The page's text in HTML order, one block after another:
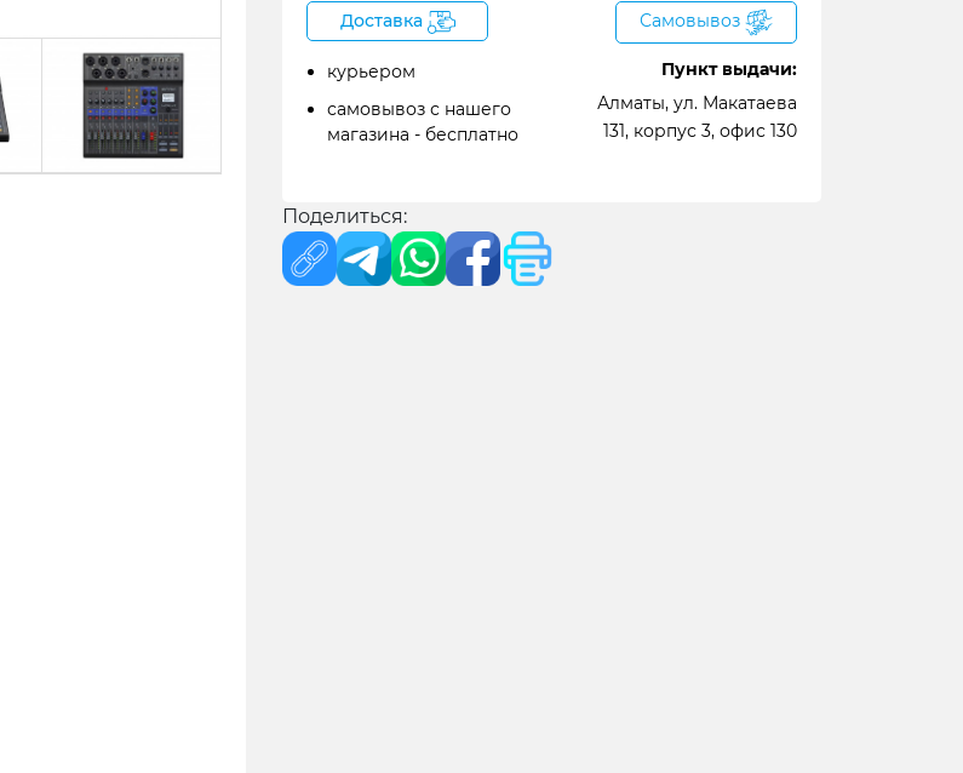
Доставка
курьером
самовывоз с нашего
магазина - бесплатно
Самовывоз
Пункт выдачи:
Алматы, ул. Макатаева
131, корпус 3, офис 130
Поделиться: